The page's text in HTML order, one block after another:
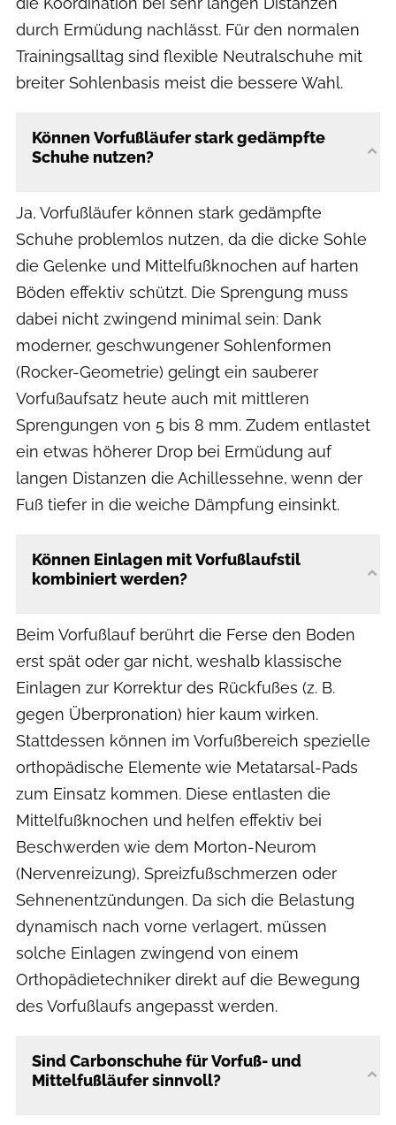
durch Ermüdung nachlässt. Für den normalen
Trainingsalltag sind flexible Neutralschuhe mit
breiter Sohlenbasis meist die bessere Wahl.
Können Vorfußläufer stark gedämpfte
Schuhe nutzen?
Ja, Vorfußläufer können stark gedämpfte
Schuhe problemlos nutzen, da die dicke Sohle
die Gelenke und Mittelfußknochen auf harten
Böden effektiv schützt. Die Sprengung muss
dabei nicht zwingend minimal sein: Dank
moderner, geschwungener Sohlenformen
(Rocker-Geometrie) gelingt ein sauberer
Vorfußaufsatz heute auch mit mittleren
Sprengungen von 5 bis 8 mm. Zudem entlastet
ein etwas höherer Drop bei Ermüdung auf
langen Distanzen die Achillessehne, wenn der
Fuß tiefer in die weiche Dämpfung einsinkt.
Können Einlagen mit Vorfußlaufstil
kombiniert werden?
Beim Vorfußlauf berührt die Ferse den Boden
erst spät oder gar nicht, weshalb klassische
Einlagen zur Korrektur des Rückfußes (z. B.
gegen Überpronation) hier kaum wirken.
Stattdessen können im Vorfußbereich spezielle
orthopädische Elemente wie Metatarsal-Pads
zum Einsatz kommen. Diese entlasten die
Mittelfußknochen und helfen effektiv bei
Beschwerden wie dem Morton-Neurom
(Nervenreizung), Spreizfußschmerzen oder
Sehnenentzündungen. Da sich die Belastung
dynamisch nach vorne verlagert, müssen
solche Einlagen zwingend von einem
Orthopädietechniker direkt auf die Bewegung
des Vorfußlaufs angepasst werden.
Sind Carbonschuhe für Vorfuß- und
Mittelfußläufer sinnvoll?